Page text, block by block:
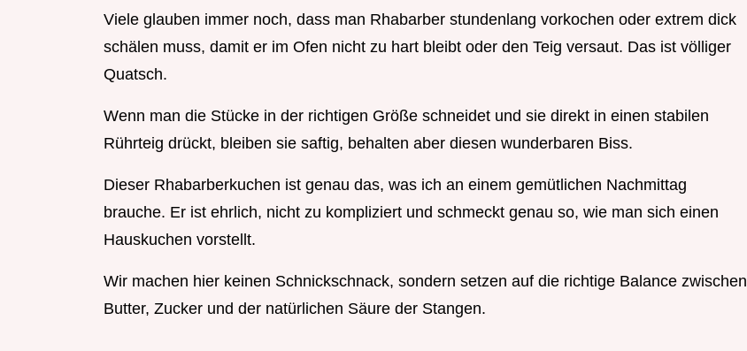
Viele glauben immer noch, dass man Rhabarber stundenlang vorkochen oder extrem dick
schälen muss, damit er im Ofen nicht zu hart bleibt oder den Teig versaut. Das ist völliger
Quatsch.
Wenn man die Stücke in der richtigen Größe schneidet und sie direkt in einen stabilen
Rührteig drückt, bleiben sie saftig, behalten aber diesen wunderbaren Biss.
Dieser Rhabarberkuchen ist genau das, was ich an einem gemütlichen Nachmittag
brauche. Er ist ehrlich, nicht zu kompliziert und schmeckt genau so, wie man sich einen
Hauskuchen vorstellt.
Wir machen hier keinen Schnickschnack, sondern setzen auf die richtige Balance zwischen
Butter, Zucker und der natürlichen Säure der Stangen.